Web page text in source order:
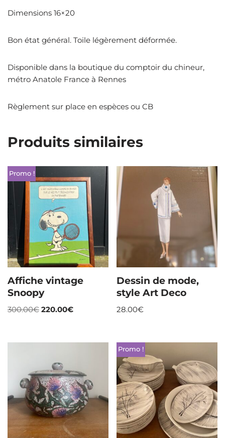
Dimensions 16×20
Bon état général. Toile légèrement déformée.
Disponible dans la boutique du comptoir du chineur,
métro Anatole France à Rennes
Règlement sur place en espèces ou CB
Produits similaires
Promo !
Affiche vintage
Snoopy
300.00€ 220.00€
Dessin de mode,
style Art Deco
28.00€
Promo !